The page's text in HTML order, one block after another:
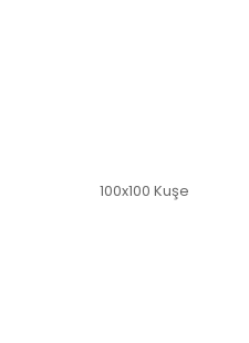
100x100 Kuşe